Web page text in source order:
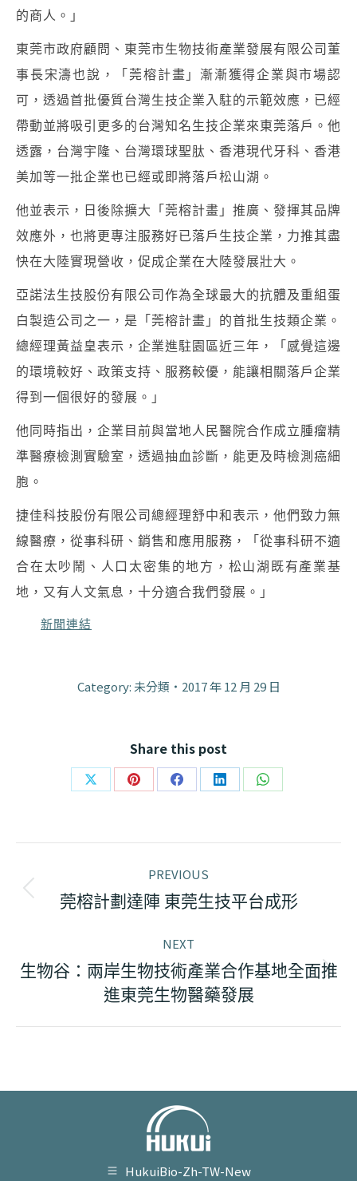
的商人。」
東莞市政府顧問、東莞市生物技術產業發展有限公司董
事長宋濤也說，「莞榕計畫」漸漸獲得企業與市場認
可，透過首批優質台灣生技企業入駐的示範效應，已經
帶動並將吸引更多的台灣知名生技企業來東莞落戶。他
透露，台灣宇隆、台灣環球聖肽、香港現代牙科、香港
美加等一批企業也已經或即將落戶松山湖。
他並表示，日後除擴大「莞榕計畫」推廣、發揮其品牌
效應外，也將更專注服務好已落戶生技企業，力推其盡
快在大陸實現營收，促成企業在大陸發展壯大。
亞諾法生技股份有限公司作為全球最大的抗體及重組蛋
白製造公司之一，是「莞榕計畫」的首批生技類企業。
總經理黃益皇表示，企業進駐園區近三年，「感覺這邊
的環境較好、政策支持、服務較優，能讓相關落戶企業
得到一個很好的發展。」
他同時指出，企業目前與當地人民醫院合作成立腫瘤精
準醫療檢測實驗室，透過抽血診斷，能更及時檢測癌細
胞。
捷佳科技股份有限公司總經理舒中和表示，他們致力無
線醫療，從事科研、銷售和應用服務，「從事科研不適
合在太吵鬧、人口太密集的地方，松山湖既有產業基
地，又有人文氣息，十分適合我們發展。」
新聞連結
Category: 未分類 2017 年 12 月 29 日
Share this post
Share
X
Share
Pinterest
Share
Facebook
Share
LinkedIn
Share
WhatsApp
navigation
PREVIOUS
Previous
莞榕計劃達陣 東莞生技平台成形
NEXT
Next
post:
生物谷：兩岸生物技術產業合作基地全面推
進東莞生物醫藥發展
HukuiBio-Zh-TW-New